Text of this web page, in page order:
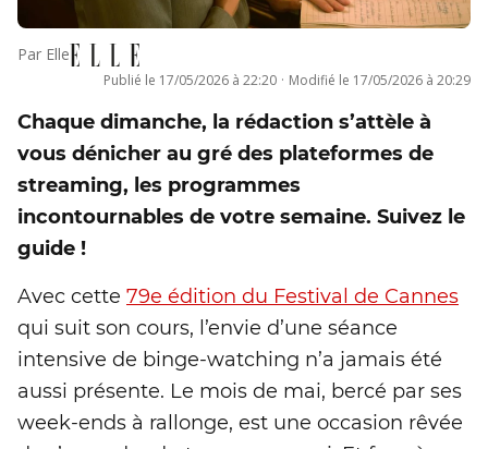
Par Elle
Publié le 17/05/2026 à 22:20 · Modifié le 17/05/2026 à 20:29
Chaque dimanche, la rédaction s’attèle à
vous dénicher au gré des plateformes de
streaming, les programmes
incontournables de votre semaine. Suivez le
guide !
Avec cette 79e édition du Festival de Cannes
qui suit son cours, l’envie d’une séance
intensive de binge-watching n’a jamais été
aussi présente. Le mois de mai, bercé par ses
week-ends à rallonge, est une occasion rêvée